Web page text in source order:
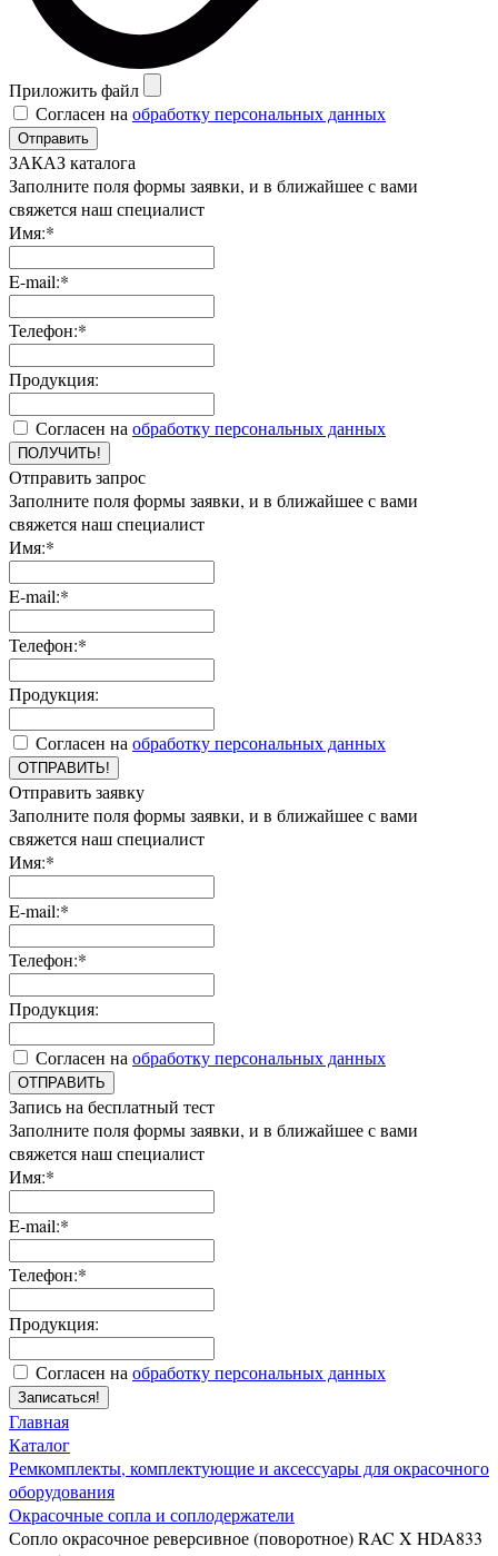
Приложить файл
Согласен на обработку персональных данных
Отправить
ЗАКАЗ каталога
Заполните поля формы заявки, и в ближайшее с вами
свяжется наш специалист
Имя:*
E-mail:*
Телефон:*
Продукция:
Согласен на обработку персональных данных
ПОЛУЧИТЬ!
Отправить запрос
Заполните поля формы заявки, и в ближайшее с вами
свяжется наш специалист
Имя:*
E-mail:*
Телефон:*
Продукция:
Согласен на обработку персональных данных
ОТПРАВИТЬ!
Отправить заявку
Заполните поля формы заявки, и в ближайшее с вами
свяжется наш специалист
Имя:*
E-mail:*
Телефон:*
Продукция:
Согласен на обработку персональных данных
ОТПРАВИТЬ
Запись на бесплатный тест
Заполните поля формы заявки, и в ближайшее с вами
свяжется наш специалист
Имя:*
E-mail:*
Телефон:*
Продукция:
Согласен на обработку персональных данных
Записаться!
Главная
Каталог
Ремкомплекты, комплектующие и аксессуары для окрасочного
оборудования
Окрасочные сопла и соплодержатели
Сопло окрасочное реверсивное (поворотное) RAC X HDA833